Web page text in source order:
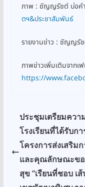
ภาพ : ชัญญรัชต์ บ่อค
ตฯ&ประชาสัมพันธ์
รายงานข่าว : ชัญญรั
ภาพข่าวเพิ่มเติมจากเ
https://
ประชุมเตรียมคว
โรงเรียนที่ได้รับก
โครงการส่งเสริม
และคุณลักษณะขอ
สุข “เรียนที่ชอบ เ